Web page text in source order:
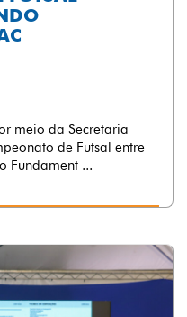
meio da Secretaria
de Futsal entre
Fundament ...